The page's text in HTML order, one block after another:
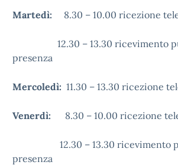
Martedì: 8.30 – 10.00 ricezione
12.30 – 13.30 ricevimento
presenza
Mercoledì: 11.30 – 13.30 ricezione
Venerdì: 8.30 – 10.00 ricezione
12.30 – 13.30 ricevimento
presenza